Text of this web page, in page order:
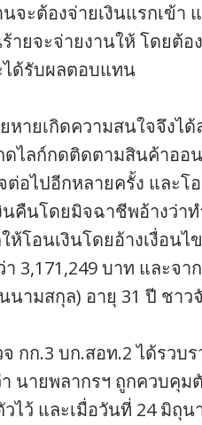
นจะต้องจ่ายเงินแรกเข้
ยจะจ่ายงานให้ โดยต้
ได้รับผลตอบแทน
หายเกิดความสนใจจึงไ
ดไลก์กดติดตามสินค้าออ
ต่อไปอีกหลายครั้ง และโ
นคืนโดยมิจฉาชีพอ้างว่า
ห้โอนเงินโดยอ้างเงื่อน
า 3,171,249 บาท และจ
นามสกุล) อายุ 31 ปี ชาว
จ กก.3 บก.สอท.2 ได้รว
นายพลากรฯ ถูกควบคุม
ไว้ และเมื่อวันที่ 24 มิถุ